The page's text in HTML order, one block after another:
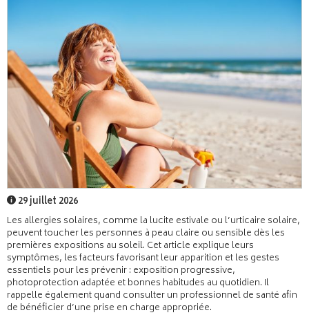
29 juillet 2026
Les allergies solaires, comme la lucite estivale ou l’urticaire solaire,
peuvent toucher les personnes à peau claire ou sensible dès les
premières expositions au soleil. Cet article explique leurs
symptômes, les facteurs favorisant leur apparition et les gestes
essentiels pour les prévenir : exposition progressive,
photoprotection adaptée et bonnes habitudes au quotidien. Il
rappelle également quand consulter un professionnel de santé afin
de bénéficier d’une prise en charge appropriée.